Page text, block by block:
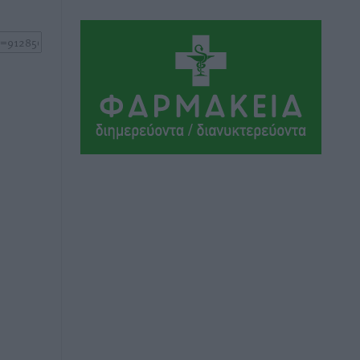
Κατταβιά: Πρόεδρος ο Μανώλης
Φραντζής, απέκτησε τον νεαρό
Καρακασιάν
Αθλητικά• πριν 3 ώρες